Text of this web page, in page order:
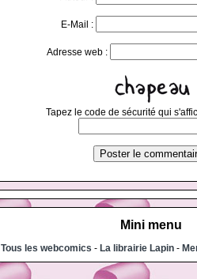
E-Mail :
Adresse web :
Tapez le code de sécurité qui
Mini menu
Tous les webcomics - La librairie Lapin-